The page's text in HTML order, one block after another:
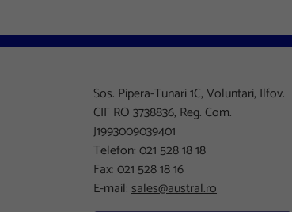
Sos. Pipera-Tunari 1C, Voluntari, Ilfov.
CIF RO 3738836, Reg. Com.
J1993009039401
Telefon: 021 528 18 18
Fax: 021 528 18 16
E-mail:sales@austral.ro